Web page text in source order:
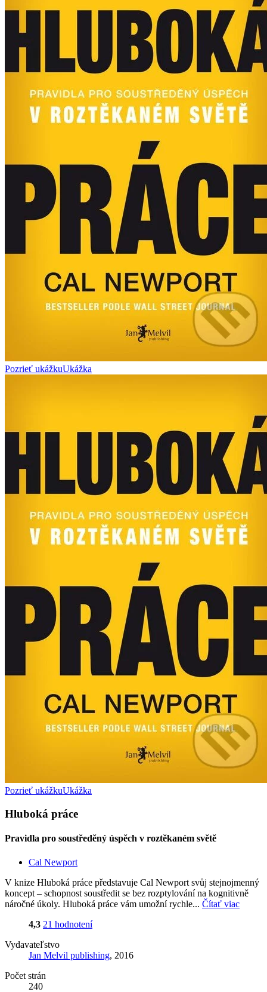
Pozrieť ukážkuUkážka
Pozrieť ukážkuUkážka
Hluboká práce
Pravidla pro soustředěný úspěch v roztěkaném světě
Cal Newport
V knize Hluboká práce představuje Cal Newport svůj stejnojmenný
koncept – schopnost soustředit se bez rozptylování na kognitivně
náročné úkoly. Hluboká práce vám umožní rychle... Čítať viac
4,3 21 hodnotení
Vydavateľstvo
Jan Melvil publishing, 2016
Počet strán
240